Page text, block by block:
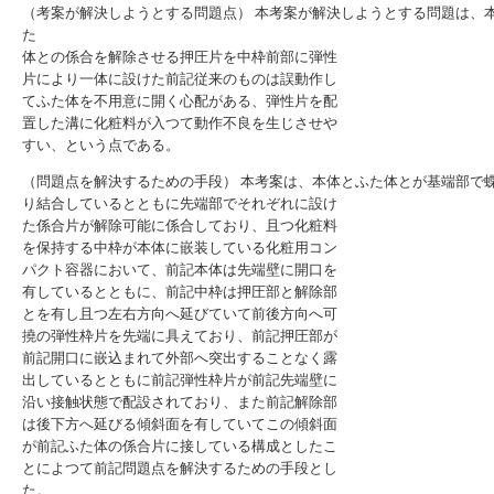
（考案が解決しようとする問題点） 本考案が解決しようとする問題は、
た
体との係合を解除させる押圧片を中枠前部に弾性
片により一体に設けた前記従来のものは誤動作し
てふた体を不用意に開く心配がある、弾性片を配
置した溝に化粧料が入つて動作不良を生じさせや
すい、という点である。
（問題点を解決するための手段） 本考案は、本体とふた体とが基端部で
り結合しているとともに先端部でそれぞれに設け
た係合片が解除可能に係合しており、且つ化粧料
を保持する中枠が本体に嵌装している化粧用コン
パクト容器において、前記本体は先端壁に開口を
有しているとともに、前記中枠は押圧部と解除部
とを有し且つ左右方向へ延びていて前後方向へ可
撓の弾性枠片を先端に具えており、前記押圧部が
前記開口に嵌込まれて外部へ突出することなく露
出しているとともに前記弾性枠片が前記先端壁に
沿い接触状態で配設されており、また前記解除部
は後下方へ延びる傾斜面を有していてこの傾斜面
が前記ふた体の係合片に接している構成としたこ
とによつて前記問題点を解決するための手段とし
た。